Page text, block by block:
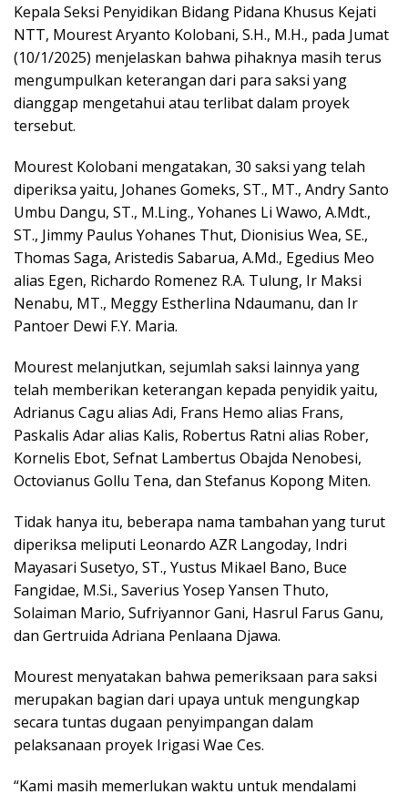
Kepala Seksi Penyidikan Bidang Pidana Khusus Kejati
NTT, Mourest Aryanto Kolobani, S.H., M.H., pada Jumat
(10/1/2025) menjelaskan bahwa pihaknya masih terus
mengumpulkan keterangan dari para saksi yang
dianggap mengetahui atau terlibat dalam proyek
tersebut.
Mourest Kolobani mengatakan, 30 saksi yang telah
diperiksa yaitu, Johanes Gomeks, ST., MT., Andry Santo
Umbu Dangu, ST., M.Ling., Yohanes Li Wawo, A.Mdt.,
ST., Jimmy Paulus Yohanes Thut, Dionisius Wea, SE.,
Thomas Saga, Aristedis Sabarua, A.Md., Egedius Meo
alias Egen, Richardo Romenez R.A. Tulung, Ir Maksi
Nenabu, MT., Meggy Estherlina Ndaumanu, dan Ir
Pantoer Dewi F.Y. Maria.
Mourest melanjutkan, sejumlah saksi lainnya yang
telah memberikan keterangan kepada penyidik yaitu,
Adrianus Cagu alias Adi, Frans Hemo alias Frans,
Paskalis Adar alias Kalis, Robertus Ratni alias Rober,
Kornelis Ebot, Sefnat Lambertus Obajda Nenobesi,
Octovianus Gollu Tena, dan Stefanus Kopong Miten.
Tidak hanya itu, beberapa nama tambahan yang turut
diperiksa meliputi Leonardo AZR Langoday, Indri
Mayasari Susetyo, ST., Yustus Mikael Bano, Buce
Fangidae, M.Si., Saverius Yosep Yansen Thuto,
Solaiman Mario, Sufriyannor Gani, Hasrul Farus Ganu,
dan Gertruida Adriana Penlaana Djawa.
Mourest menyatakan bahwa pemeriksaan para saksi
merupakan bagian dari upaya untuk mengungkap
secara tuntas dugaan penyimpangan dalam
pelaksanaan proyek Irigasi Wae Ces.
“Kami masih memerlukan waktu untuk mendalami